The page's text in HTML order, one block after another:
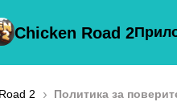
Chicken Road 2
2 › Политика за